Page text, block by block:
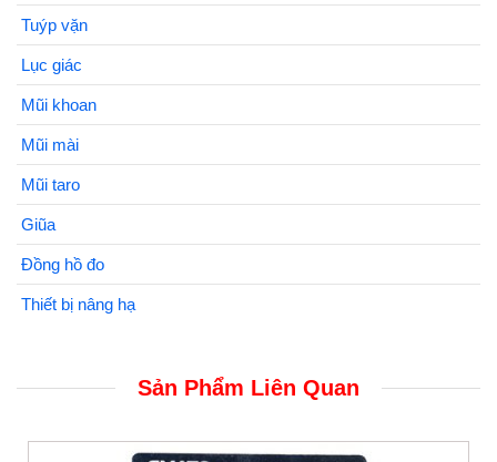
Tuýp vặn
Lục giác
Mũi khoan
Mũi mài
Mũi taro
Giũa
Đồng hồ đo
Thiết bị nâng hạ
Sản Phẩm Liên Quan